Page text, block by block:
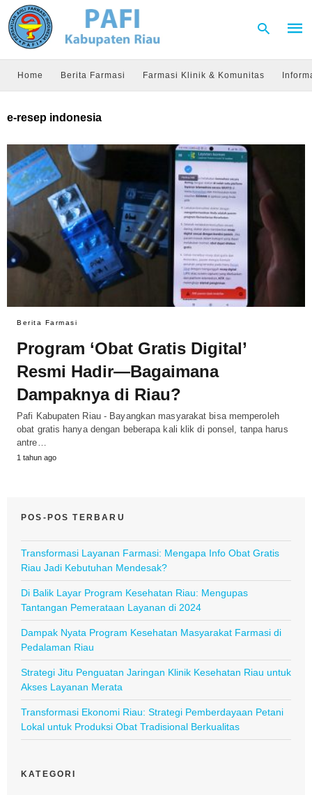
Home Berita Farmasi Farmasi Klinik & Komunitas
e-resep indonesia
Berita Farmasi
Program ‘Obat Gratis Digital’
Resmi Hadir—Bagaimana
Dampaknya di Riau?
Pafi Kabupaten Riau - Bayangkan masyarakat bisa memperoleh
obat gratis hanya dengan beberapa kali klik di ponsel, tanpa harus
antre…
1 tahun ago
POS-POS TERBARU
Transformasi Layanan Farmasi: Mengapa Info Obat Gratis
Riau Jadi Kebutuhan Mendesak?
Di Balik Layar Program Kesehatan Riau: Mengupas
Tantangan Pemerataan Layanan di 2024
Dampak Nyata Program Kesehatan Masyarakat Farmasi di
Pedalaman Riau
Strategi Jitu Penguatan Jaringan Klinik Kesehatan Riau untuk
Akses Layanan Merata
Transformasi Ekonomi Riau: Strategi Pemberdayaan Petani
Lokal untuk Produksi Obat Tradisional Berkualitas
KATEGORI